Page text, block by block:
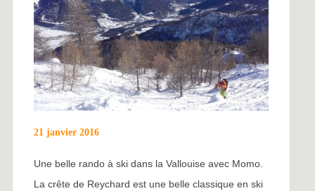
21 janvier 2016
Une belle rando à ski dans la Vallouise avec Momo.
La crête de Reychard est une belle classique en ski